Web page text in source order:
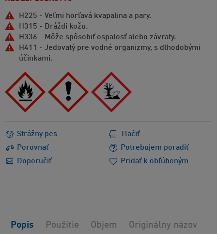
H225 - Veľmi horľavá kvapalina a pary.
H315 - Dráždi kožu.
H336 - Môže spôsobiť ospalosť alebo závraty.
H411 - Jedovatý pre vodné organizmy, s dlhodobými
účinkami.
Strážny pes
Porovnať
Potrebujem poradiť
Doporučiť
Tlačiť
Pridať k obľúbeným
Popis Použitie Objem Originálny názov